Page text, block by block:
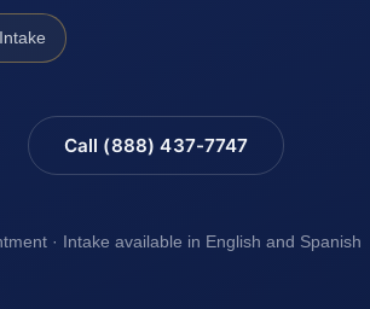
Intake
Call (888) 437-7747
· Intake available in English and Spanish